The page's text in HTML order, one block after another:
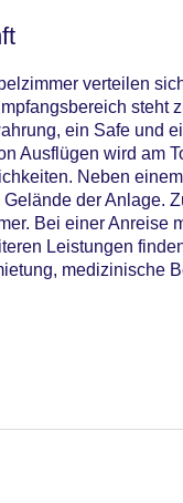
verteilen
steht
ein Safe und
Ausflügen wird am
Neben
der Anlage.
Bei einer Anreise
Leistungen
medizinische